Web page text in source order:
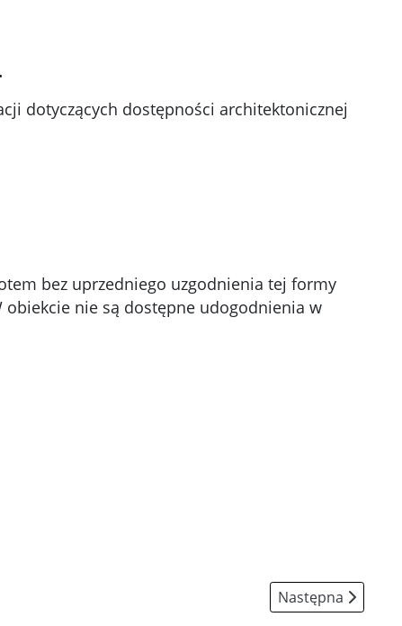
dotyczących dostępności architektonicznej
bez uprzedniego uzgodnienia tej formy
obiekcie nie są dostępne udogodnienia w
Następna strona:
Następna